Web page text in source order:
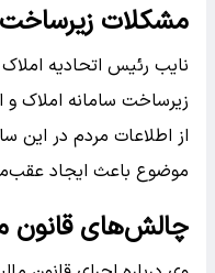
مشکلات زیرساخت
نایب رئیس اتحادیه
زیرساخت سامانه املاک
از اطلاعات مردم در این
موضوع باعث ایجاد
چالش‌های قانون